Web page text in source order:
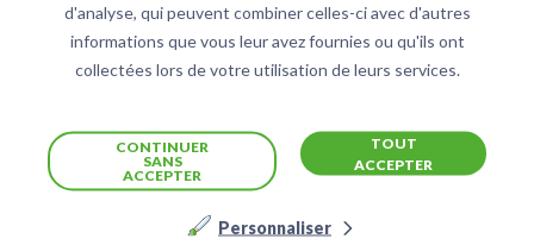
d'analyse, qui peuvent combiner celles-ci avec d'autres
informations que vous leur avez fournies ou qu'ils ont
collectées lors de votre utilisation de leurs services.
TOUT
ACCEPTER
CONTINUER
SANS
ACCEPTER
Personnaliser